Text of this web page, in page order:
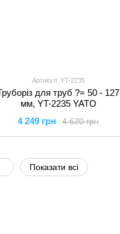
Артикул: YT-2235
для труб ?= 50 - 127
мм, YT-2235 YATO
4 620 грн
4 249 грн
Показати всі